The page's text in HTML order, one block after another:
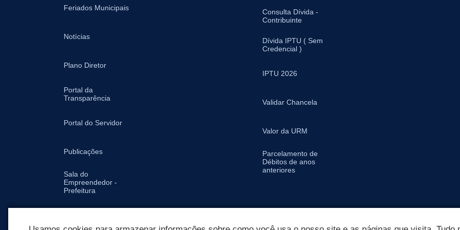
Feriados Municipais
Notícias
Plano Diretor
Portal da
Transparência
Portal do Servidor
Publicações
Sala do
Empreendedor -
Prefeitura
Consulta Dívida -
Contribuinte
Dívida IPTU ( Sem
Credencial )
IPTU 2026
Validar Chancela
Valor da URM
Parcelamento de
Débitos de anos
anteriores